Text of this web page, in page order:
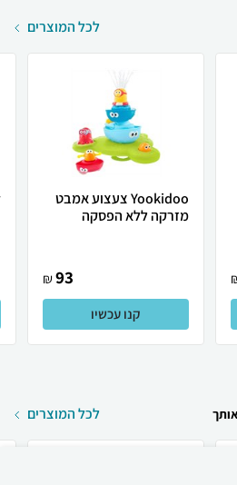
לכל המוצרים
Yookidoo צעצוע אמבט
מזרקה ללא הפסקה
93
₪
קנו עכשיו
לכל המוצרים